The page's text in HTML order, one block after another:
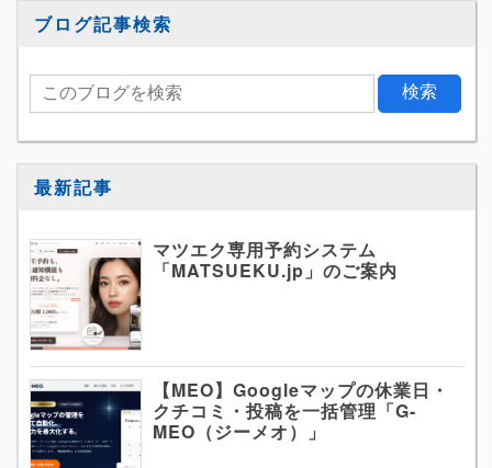
ブログ記事検索
最新記事
マツエク専用予約システム
「MATSUEKU.jp」のご案内
【MEO】Googleマップの休業日・
クチコミ・投稿を一括管理「G-
MEO（ジーメオ）」